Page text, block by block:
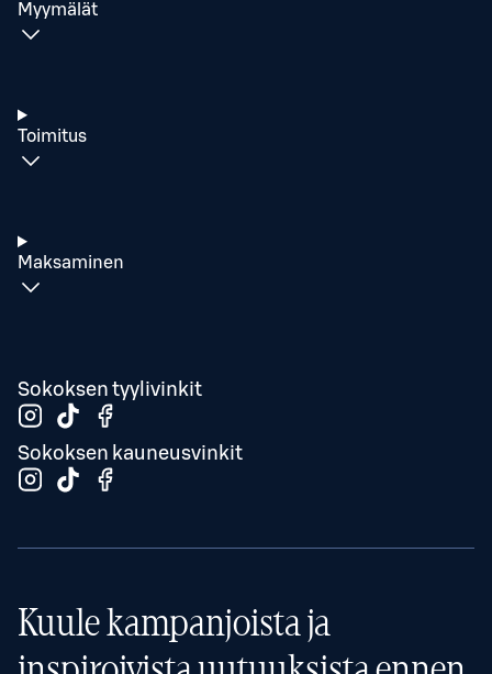
Myymälät
Toimitus
Maksaminen
Sokoksen tyylivinkit
Sokoksen kauneusvinkit
Kuule kampanjoista ja